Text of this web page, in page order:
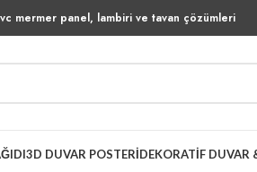
mermer panel, lambiri ve tavan çözümleri
3D DUVAR POSTERIDEKORATIF DUVAR